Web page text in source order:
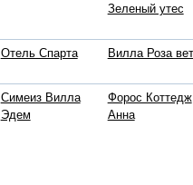
Зеленый утес
Отель Спарта Вилла Роза
Симеиз Вилла
Эдем
Форос Коттедж
Анна